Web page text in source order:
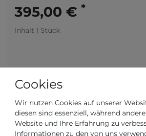
395,00 € *
Inhalt 1 Stück
Cookies
Wir nutzen Cookies auf unserer
diesen sind essenziell, während
Website und Ihre Erfahrung zu
Informationen zu den von uns